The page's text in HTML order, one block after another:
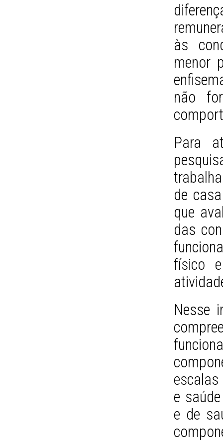
às
menor
não
Para
de
que
das
físico
Nesse
e
e de